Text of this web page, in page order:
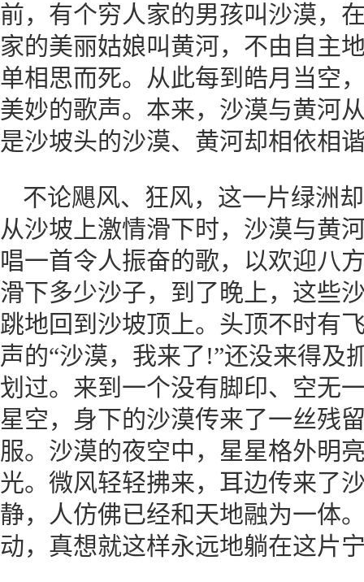
前，有个穷人家的男孩叫沙漠，
家的美丽姑娘叫黄河，不由自主
单相思而死。从此每到皓月当空
美妙的歌声。本来，沙漠与黄河
是沙坡头的沙漠、黄河却相依相
不论飓风、狂风，这一片绿洲
从沙坡上激情滑下时，沙漠与黄
唱一首令人振奋的歌，以欢迎八
滑下多少沙子，到了晚上，这些
跳地回到沙坡顶上。头顶不时有
声的“沙漠，我来了!”还没来得及
划过。来到一个没有脚印、空无
星空，身下的沙漠传来了一丝残
服。沙漠的夜空中，星星格外明
光。微风轻轻拂来，耳边传来了
静，人仿佛已经和天地融为一体
动，真想就这样永远地躺在这片